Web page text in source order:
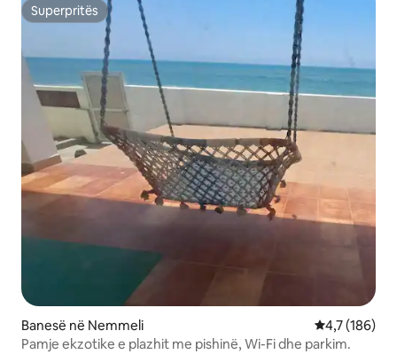
Superpritës
Superpritës
Banesë në Nemmeli Vlerësimi
4,7 (186)
Pamje ekzotike e plazhit me pishinë, Wi-Fi dhe parkim.